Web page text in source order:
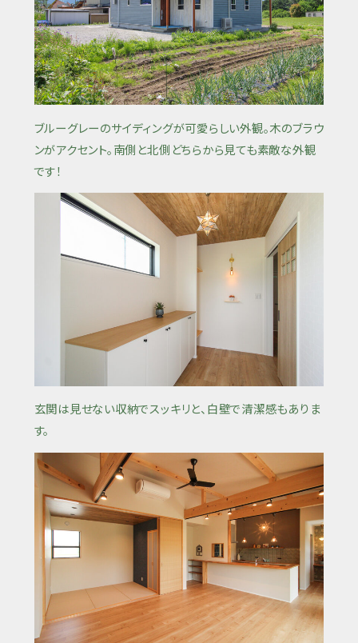
ブルーグレーのサイディングが可愛らしい外観。木のブラウ
ンがアクセント。南側と北側どちらから見ても素敵な外観
です！
玄関は見せない収納でスッキリと、白壁で清潔感もありま
す。